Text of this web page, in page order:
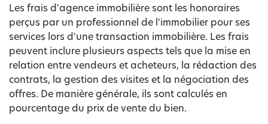
Les frais d'agence immobilière sont les honoraires
perçus par un professionnel de l'immobilier pour ses
services lors d'une transaction immobilière. Les frais
peuvent inclure plusieurs aspects tels que la mise en
relation entre vendeurs et acheteurs, la rédaction des
contrats, la gestion des visites et la négociation des
offres. De manière générale, ils sont calculés en
pourcentage du prix de vente du bien.